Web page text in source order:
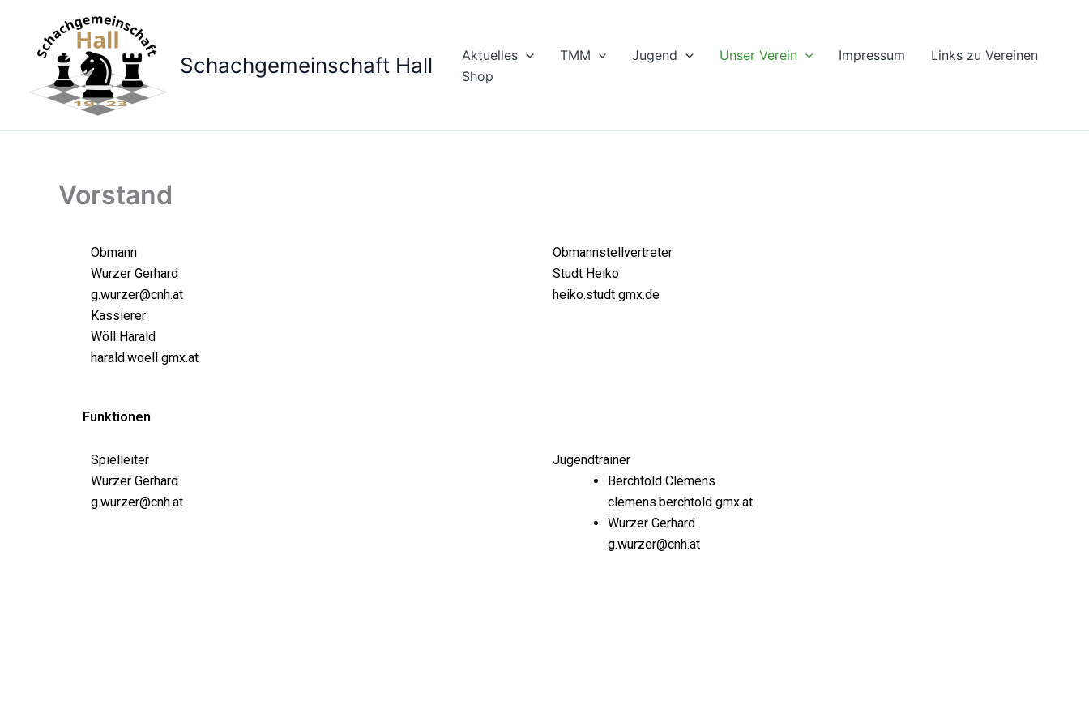
springen
Schachgemeinschaft Hall Aktuelles TMM Jugend Unser Verein Impressum
Links zu Vereinen
Shop
Vorstand
Obmann
Wurzer Gerhard
g.wurzer@cnh.at
Kassierer
Wöll Harald
harald.woell gmx.at
Obmannstellvertreter
Studt Heiko
heiko.studt gmx.de
Funktionen
Spielleiter
Wurzer Gerhard
g.wurzer@cnh.at
Jugendtrainer
Berchtold Clemens
clemens.berchtold gmx.at
Wurzer Gerhard
g.wurzer@cnh.at